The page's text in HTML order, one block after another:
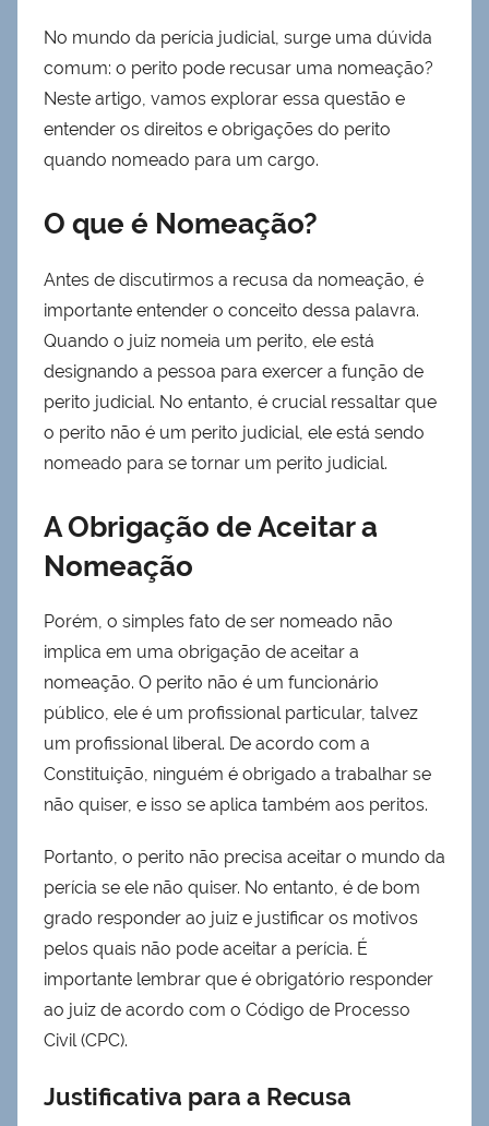
No mundo da perícia judicial, surge uma dúvida
comum: o perito pode recusar uma nomeação?
Neste artigo, vamos explorar essa questão e
entender os direitos e obrigações do perito
quando nomeado para um cargo.
O que é Nomeação?
Antes de discutirmos a recusa da nomeação, é
importante entender o conceito dessa palavra.
Quando o juiz nomeia um perito, ele está
designando a pessoa para exercer a função de
perito judicial. No entanto, é crucial ressaltar que
o perito não é um perito judicial, ele está sendo
nomeado para se tornar um perito judicial.
A Obrigação de Aceitar a
Nomeação
Porém, o simples fato de ser nomeado não
implica em uma obrigação de aceitar a
nomeação. O perito não é um funcionário
público, ele é um profissional particular, talvez
um profissional liberal. De acordo com a
Constituição, ninguém é obrigado a trabalhar se
não quiser, e isso se aplica também aos peritos.
Portanto, o perito não precisa aceitar o mundo da
perícia se ele não quiser. No entanto, é de bom
grado responder ao juiz e justificar os motivos
pelos quais não pode aceitar a perícia. É
importante lembrar que é obrigatório responder
ao juiz de acordo com o Código de Processo
Civil (CPC).
Justificativa para a Recusa